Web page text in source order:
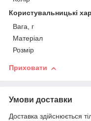
Користувальницькі
Вага, г
Матеріал
Розмір
Приховати
Умови доставки
Доставка здійснюється